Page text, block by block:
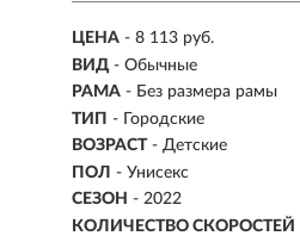
ЦЕНА - 8 113 руб.
ВИД - Обычные
РАМА - Без размера рамы
ТИП - Городские
ВОЗРАСТ - Детские
ПОЛ - Унисекс
СЕЗОН - 2022
КОЛИЧЕСТВО СКОРОСТЕЙ